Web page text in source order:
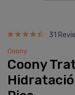
31
Coony
Coony